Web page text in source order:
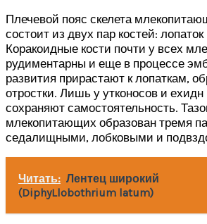
Плечевой пояс скелета
состоит из двух пар костей:
Коракоидные кости почти у всех
рудиментарны и еще в процессе
развития прирастают к лопаткам,
отростки. Лишь у утконосов и ехидн
сохраняют самостоятельность.
млекопитающих образован тремя
седалищными, лобковыми и
Читать: Лентец широкий
(DiphyLlobothrium latum)